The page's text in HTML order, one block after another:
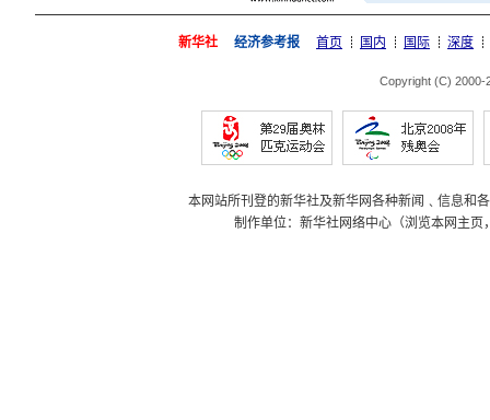
新华社 经济参考报 首页 国内 国际 深度
Copyright (C) 2000-
本网站所刊登的新华社及新华网各种新闻﹑信息和
制作单位：新华社网络中心（浏览本网主